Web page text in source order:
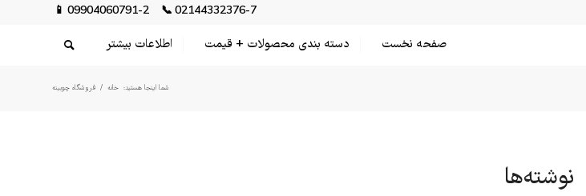
02144332376-7
📞
09904060791-2
📱
صفحه نخست دسته بندی محصولات + قیمت اطلاعات بیشتر
شما اینجا هستید: خانه / فروشگاه چوبینه
نوشته‌ها